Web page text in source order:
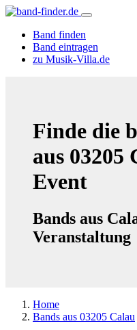
Band finden
Band eintragen
zu Musik-Villa.de
Finde die
aus 03205
Event
Bands aus
Veranstaltung
Home
Bands aus 03205 Calau